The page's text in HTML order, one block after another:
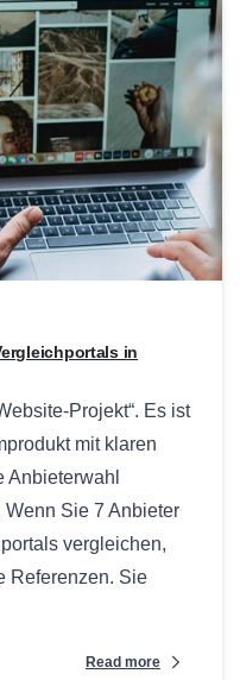
0
in
Projekt“. Es ist
mit klaren
Anbieterwahl
Sie 7 Anbieter
vergleichen,
Referenzen. Sie
Read more